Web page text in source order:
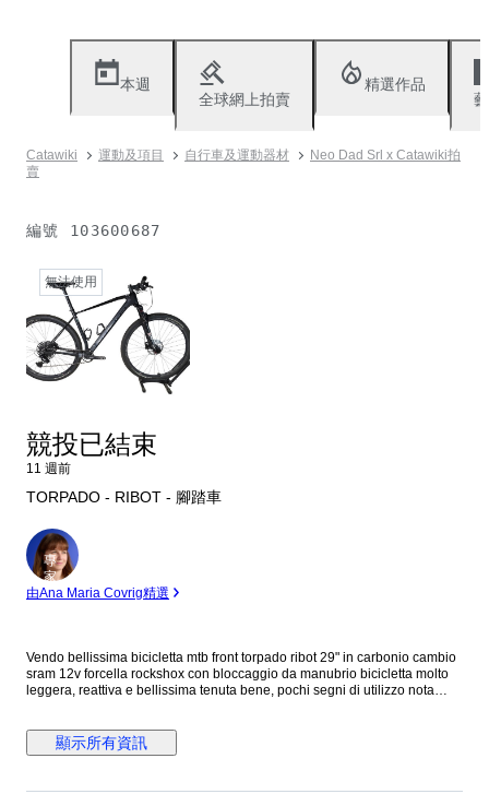
本週
全球網上拍賣
精選作品
Catawiki 運動及項目 自行車及運動器材
Neo Dad Srl x Catawiki拍
賣
編號 103600687
無法使用
競投已結束
11 週前
TORPADO - RIBOT - 腳踏車
專
家
由Ana Maria Covrig精選
Vendo bellissima bicicletta mtb front torpado ribot 29" in carbonio cambio
sram 12v forcella rockshox con bloccaggio da manubrio bicicletta molto
leggera, reattiva e bellissima tenuta bene, pochi segni di utilizzo nota
顯示所有資訊